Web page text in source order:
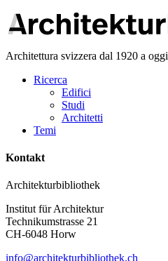
Architettura svizzera dal 1920 a oggi
Ricerca
Edifici
Studi
Architetti
Temi
Kontakt
Architekturbibliothek
Institut für Architektur
Technikumstrasse 21
CH-6048 Horw
info@architekturbibliothek.ch